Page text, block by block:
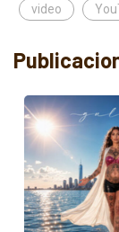
video